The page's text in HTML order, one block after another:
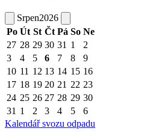
Srpen2026
Po Út St Čt Pá So Ne
27 28 29 30 31 1
2
3
4 5 6 7 8
9
10 11 12 13 14 15 16
17 18 19 20 21 22 23
24 25 26 27 28 29 30
31 1 2 3 4 5
6
Kalendář svozu odpadu